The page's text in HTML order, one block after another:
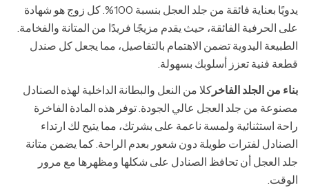
يدويًا بعناية فائقة من جلد العجل بنسبة 100%. كل زوج هو شهادة
على الحرفية الفائقة، حيث يقدم مزيجًا فريدًا من المتانة والفخامة.
الطبيعة اليدوية تضمن الاهتمام بالتفاصيل، مما يجعل كل صندل
قطعة فنية تعزز أسلوبك بسهولة.
بناء من الجلد الفاخر كلا من النعل والبطانة الداخلية لهذه الصنادل
مصنوعة من جلد العجل عالي الجودة. توفر هذه المادة الفاخرة
راحة استثنائية ولمسة ناعمة على بشرتك، مما يتيح لك ارتداء
الصنادل لفترات طويلة دون شعور بعدم الراحة. كما يضمن متانة
جلد العجل أن تحافظ الصنادل على شكلها ومظهرها مع مرور
الوقت.